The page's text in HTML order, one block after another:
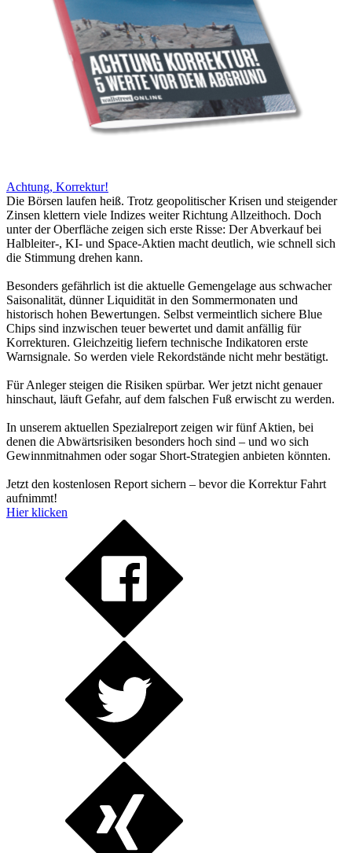
Achtung, Korrektur!
Die Börsen laufen heiß. Trotz geopolitischer Krisen und steigender
Zinsen klettern viele Indizes weiter Richtung Allzeithoch. Doch
unter der Oberfläche zeigen sich erste Risse: Der Abverkauf bei
Halbleiter-, KI- und Space-Aktien macht deutlich, wie schnell sich
die Stimmung drehen kann.
Besonders gefährlich ist die aktuelle Gemengelage aus schwacher
Saisonalität, dünner Liquidität in den Sommermonaten und
historisch hohen Bewertungen. Selbst vermeintlich sichere Blue
Chips sind inzwischen teuer bewertet und damit anfällig für
Korrekturen. Gleichzeitig liefern technische Indikatoren erste
Warnsignale. So werden viele Rekordstände nicht mehr bestätigt.
Für Anleger steigen die Risiken spürbar. Wer jetzt nicht genauer
hinschaut, läuft Gefahr, auf dem falschen Fuß erwischt zu werden.
In unserem aktuellen Spezialreport zeigen wir fünf Aktien, bei
denen die Abwärtsrisiken besonders hoch sind – und wo sich
Gewinnmitnahmen oder sogar Short-Strategien anbieten könnten.
Jetzt den kostenlosen Report sichern – bevor die Korrektur Fahrt
aufnimmt!
Hier klicken